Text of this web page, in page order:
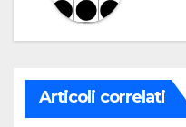
Articoli correlati